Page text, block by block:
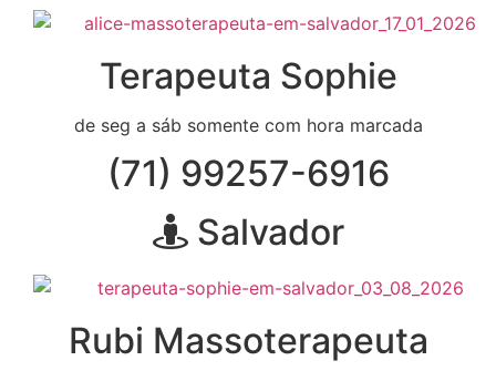
Terapeuta Sophie
de seg a sáb somente com hora marcada
(71) 99257-6916
Salvador
Rubi Massoterapeuta